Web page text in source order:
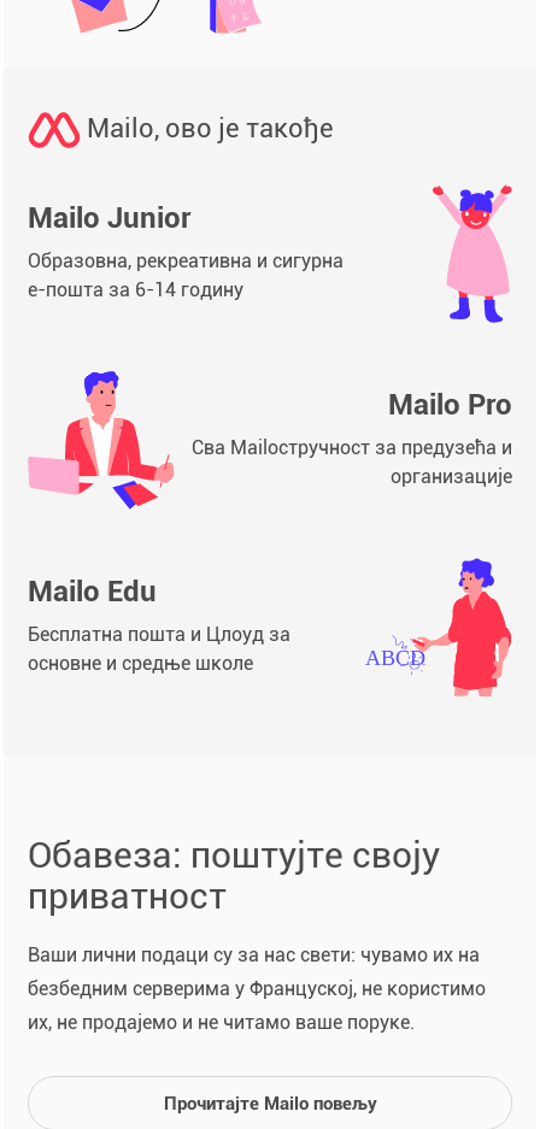
Mailo, ово је такође
Mailo Junior
Образовна, рекреативна и сигурна
е-пошта за 6-14 годину
Mailo Pro
Сва Mailoстручност за предузећа и
организације
Mailo Edu
Бесплатна пошта и Цлоуд за
основне и средње школе
Обавеза: поштујте своју
приватност
Ваши лични подаци су за нас свети: чувамо их на
безбедним серверима у Француској, не користимо
их, не продајемо и не читамо ваше поруке.
Прочитајте Mailo повељу